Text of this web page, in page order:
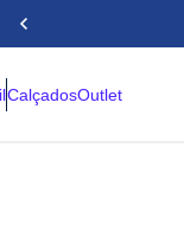
CalçadosOutlet